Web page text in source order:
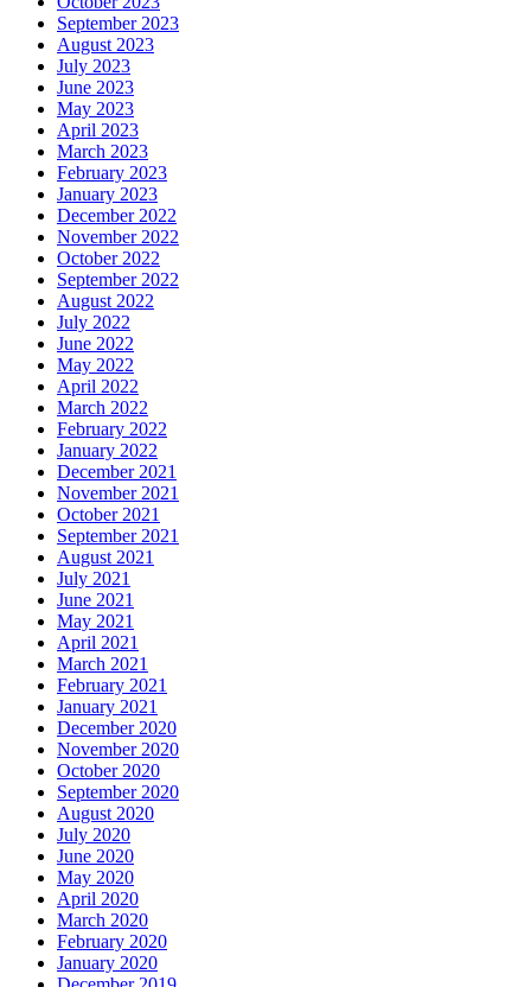
September 2023
August 2023
July 2023
June 2023
May 2023
April 2023
March 2023
February 2023
January 2023
December 2022
November 2022
October 2022
September 2022
August 2022
July 2022
June 2022
May 2022
April 2022
March 2022
February 2022
January 2022
December 2021
November 2021
October 2021
September 2021
August 2021
July 2021
June 2021
May 2021
April 2021
March 2021
February 2021
January 2021
December 2020
November 2020
October 2020
September 2020
August 2020
July 2020
June 2020
May 2020
April 2020
March 2020
February 2020
January 2020